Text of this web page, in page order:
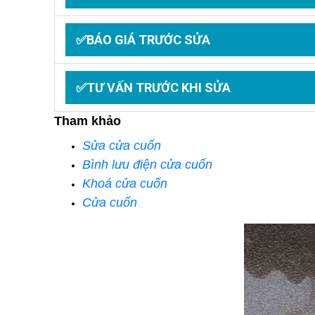
✅BÁO GIÁ TRƯỚC SỬA
✅TƯ VẤN TRƯỚC KHI SỬA
Tham khảo
Sửa cửa cuốn
Bình lưu điện cửa cuốn
Khoá cửa cuốn
Cửa cuốn